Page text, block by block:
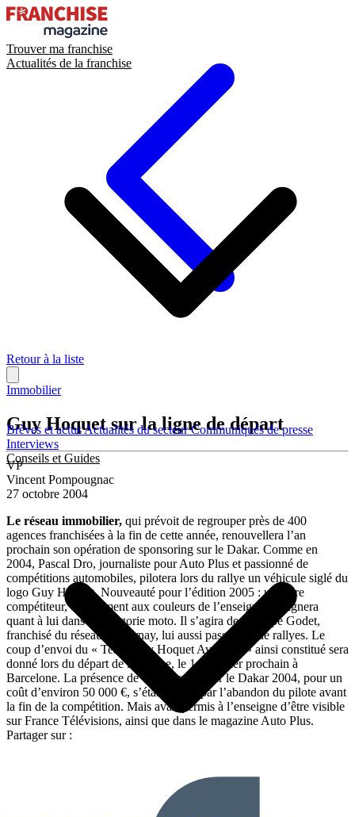
Trouver ma franchise
Actualités de la franchise
Brèves et actusActualités du secteurCommuniqués de presse
Interviews
Conseils et Guides
Retour à la liste
Immobilier
Guy Hoquet sur la ligne de départ
VP
Vincent Pompougnac
27 octobre 2004
Le réseau immobilier, qui prévoit de regrouper près de 400
agences franchisées à la fin de cette année, renouvellera l’an
prochain son opération de sponsoring sur le Dakar. Comme en
2004, Pascal Dro, journaliste pour Auto Plus et passionné de
compétitions automobiles, pilotera lors du rallye un véhicule siglé du
logo Guy Hoquet. Nouveauté pour l’édition 2005 : un autre
compétiteur, entièrement aux couleurs de l’enseigne, s’alignera
quant à lui dans la catégorie moto. Il s’agira de Philippe Godet,
franchisé du réseau à Epernay, lui aussi passionné de rallyes. Le
coup d’envoi du « Team Guy Hoquet Aventure » ainsi constitué sera
donné lors du départ de la course, le 1er janvier prochain à
Barcelone. La présence de Guy Hoquet sur le Dakar 2004, pour un
coût d’environ 50 000 €, s’était soldée par l’abandon du pilote avant
la fin de la compétition. Mais avait permis à l’enseigne d’être visible
sur France Télévisions, ainsi que dans le magazine Auto Plus.
Partager sur :